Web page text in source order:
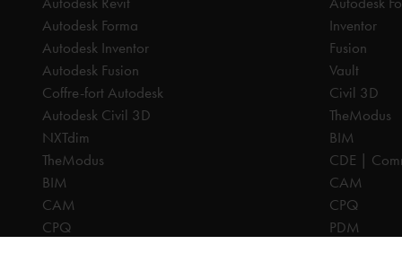
Autodesk Forma
Autodesk Inventor
Autodesk Fusion
Coffre-fort Autodesk
Autodesk Civil 3D
NXTdim
TheModus
BIM
CAM
CPQ
Inventor
Fusion
Vault
Civil 3D
TheModus
BIM
CDE |
CAM
CPQ
PDM